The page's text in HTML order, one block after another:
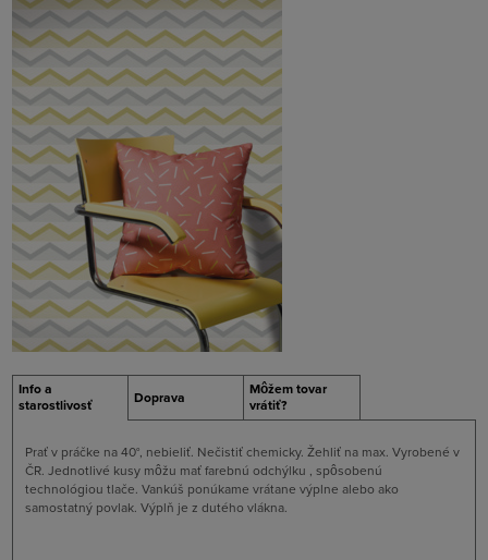
Info a
starostlivosť
Doprava
Môžem tovar
vrátiť?
Prať v práčke na 40°, nebieliť. Nečistiť chemicky. Žehliť na max. Vyrobené v
ČR. Jednotlivé kusy môžu mať farebnú odchýlku , spôsobenú
technológiou tlače. Vankúš ponúkame vrátane výplne alebo ako
samostatný povlak. Výplň je z dutého vlákna.